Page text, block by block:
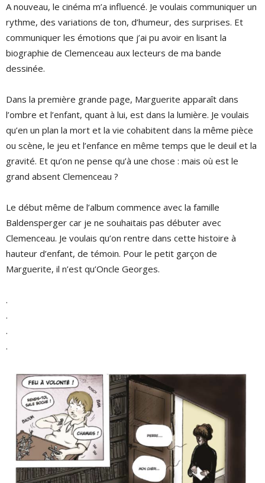
A nouveau, le cinéma m’a influencé. Je voulais communiquer un
rythme, des variations de ton, d’humeur, des surprises. Et
communiquer les émotions que j’ai pu avoir en lisant la
biographie de Clemenceau aux lecteurs de ma bande
dessinée.
Dans la première grande page, Marguerite apparaît dans
l’ombre et l’enfant, quant à lui, est dans la lumière. Je voulais
qu’en un plan la mort et la vie cohabitent dans la même pièce
ou scène, le jeu et l’enfance en même temps que le deuil et la
gravité. Et qu’on ne pense qu’à une chose : mais où est le
grand absent Clemenceau ?
Le début même de l’album commence avec la famille
Baldensperger car je ne souhaitais pas débuter avec
Clemenceau. Je voulais qu’on rentre dans cette histoire à
hauteur d’enfant, de témoin. Pour le petit garçon de
Marguerite, il n’est qu’Oncle Georges.
.
.
.
.